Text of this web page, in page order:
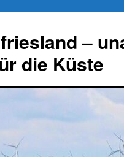
–
die Küste